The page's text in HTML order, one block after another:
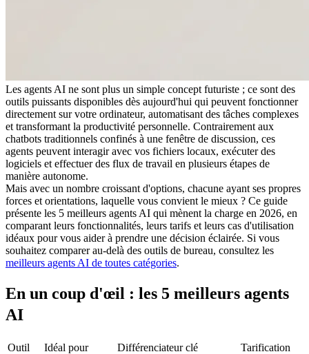
Les agents AI ne sont plus un simple concept futuriste ; ce sont des
outils puissants disponibles dès aujourd'hui qui peuvent fonctionner
directement sur votre ordinateur, automatisant des tâches complexes
et transformant la productivité personnelle. Contrairement aux
chatbots traditionnels confinés à une fenêtre de discussion, ces
agents peuvent interagir avec vos fichiers locaux, exécuter des
logiciels et effectuer des flux de travail en plusieurs étapes de
manière autonome.
Mais avec un nombre croissant d'options, chacune ayant ses propres
forces et orientations, laquelle vous convient le mieux ? Ce guide
présente les 5 meilleurs agents AI qui mènent la charge en 2026, en
comparant leurs fonctionnalités, leurs tarifs et leurs cas d'utilisation
idéaux pour vous aider à prendre une décision éclairée. Si vous
souhaitez comparer au-delà des outils de bureau, consultez les
meilleurs agents AI de toutes catégories.
En un coup d'œil : les 5 meilleurs agents
AI
Outil Idéal pour Différenciateur clé
Tarification